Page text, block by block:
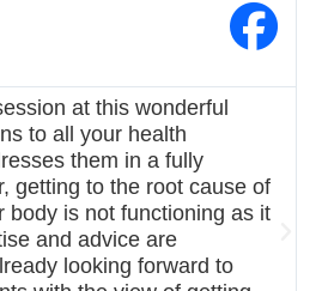
Miku Clinic. Regular visits
absolutely everybody
whether you have a health
fit and well,
Kimmy has huge amounts
in her practice and
sound advice, means